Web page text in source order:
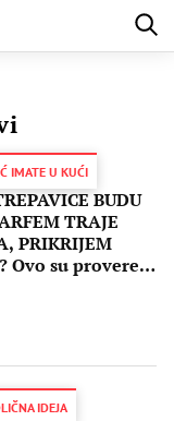
I SREĆNI LJUBAV
IMATE U KUĆI
BUDU
TRAJE
PRIKRIJEM
Ovo su provereni
IDEJA